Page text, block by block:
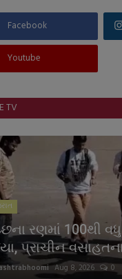
Facebook
Youtube
TV
રણમાં 100થી વધુ
પ્રાચીન
Aug 8, 2026 0